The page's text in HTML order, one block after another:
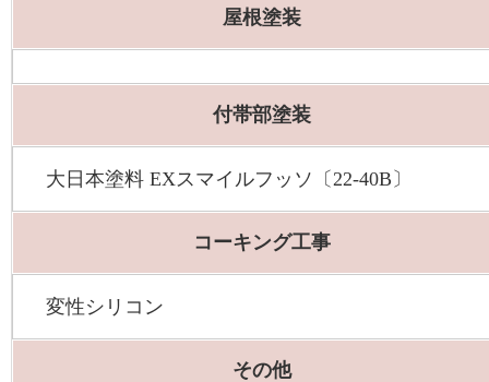
屋根塗装
付帯部塗装
大日本塗料 EXスマイルフッソ〔22-40B〕
コーキング工事
変性シリコン
その他